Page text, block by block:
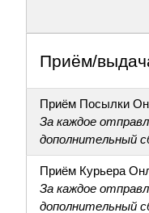
Приём/
Приём Посылки
За каждое
дополнительный
Приём Курьера
За каждое
дополнительный